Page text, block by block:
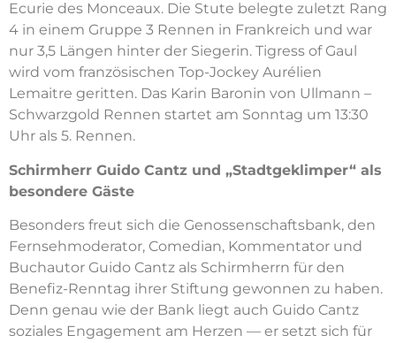
Ecurie des Monceaux. Die Stute belegte zuletzt Rang
4 in einem Gruppe 3 Rennen in Frankreich und war
nur 3,5 Längen hinter der Siegerin. Tigress of Gaul
wird vom französischen Top-Jockey Aurélien
Lemaitre geritten. Das Karin Baronin von Ullmann –
Schwarzgold Rennen startet am Sonntag um 13:30
Uhr als 5. Rennen.
Schirmherr Guido Cantz und „Stadtgeklimper“ als
besondere Gäste
Besonders freut sich die Genossenschaftsbank, den
Fernsehmoderator, Comedian, Kommentator und
Buchautor Guido Cantz als Schirmherrn für den
Benefiz-Renntag ihrer Stiftung gewonnen zu haben.
Denn genau wie der Bank liegt auch Guido Cantz
soziales Engagement am Herzen — er setzt sich für